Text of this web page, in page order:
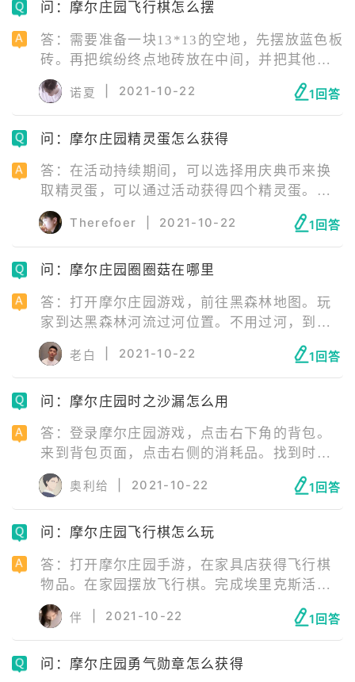
弟】，可以通过参加庆典晚宴活动兑换获取。
问：摩尔庄园飞行棋怎么摆
答：需要准备一块13*13的空地，先摆放蓝色板
砖。再把缤纷终点地砖放在中间，并把其他拼
色地砖补齐。把这些地砖全部摆放好，即可成
功布置飞行棋。
诺夏 2021-10-22 1回答
问：摩尔庄园精灵蛋怎么获得
答：在活动持续期间，可以选择用庆典币来换
取精灵蛋，可以通过活动获得四个精灵蛋。使
用的催化药水是可以在活动商定购买的，其他
的地方没有售卖。活动商店还会出售一些洗炼
果实的一些物品，可以用来在孵化出来的精灵
进行属性洗炼。
Therefoer 2021-10-22 1回答
问：摩尔庄园圈圈菇在哪里
答：打开摩尔庄园游戏，前往黑森林地图。玩
家到达黑森林河流过河位置。不用过河，到达
附近树底会出现篮子按钮，圈圈菇下雨才会出
现，且圈圈菇是看不到的，靠近会显示篮子按
钮。点击采集即可获得圈圈菇，这就是圈圈菇
位置，其他黑森林地方玩家也可在树底多试一
老白 2021-10-22 1回答
问：摩尔庄园时之沙漏怎么用
答：登录摩尔庄园游戏，点击右下角的背包。
来到背包页面，点击右侧的消耗品。找到时之
沙漏道具，点击使用。弹出跳过任务提示框，
只能跳过特定的任务。
奥利给 2021-10-22 1回答
问：摩尔庄园飞行棋怎么玩
答：打开摩尔庄园手游，在家具店获得飞行棋
物品。在家园摆放飞行棋。完成埃里克斯活动
任务即可获得骰子，到娱乐装饰找到骰子并放
置，这个骰子可以交互，玩家一靠近就可投
掷。玩家可在商城获取灰机作为棋子，也可以
自己当做棋子在上面移动即可，这样即可和好
伴 2021-10-22 1回答
问：摩尔庄园勇气勋章怎么获得